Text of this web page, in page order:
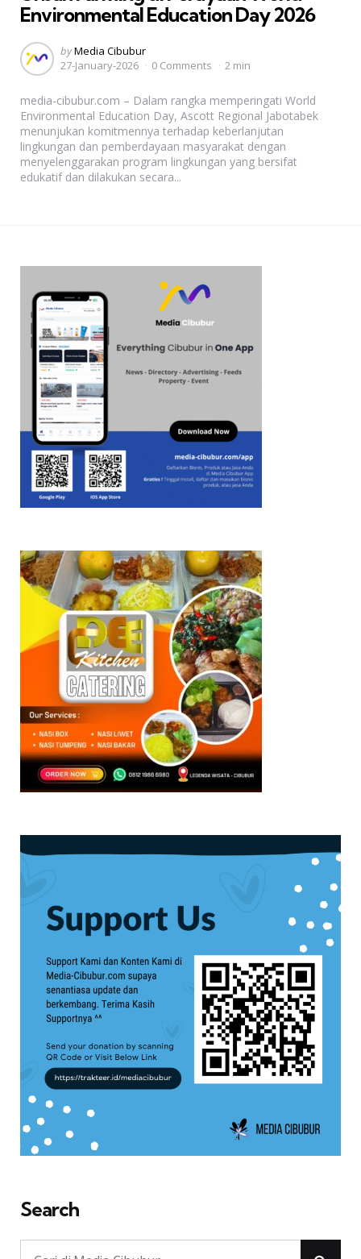
Environmental Education Day 2026
Posted
by
byMedia Cibubur
27-January-2026
0 Comments 2 min
media-cibubur.com – Dalam rangka memperingati World
Environmental Education Day, Ascott Regional Jabotabek
menunjukan komitmennya terhadap keberlanjutan
lingkungan dan pemberdayaan masyarakat dengan
menyelenggarakan program lingkungan yang bersifat
edukatif dan dilakukan secara...
Search